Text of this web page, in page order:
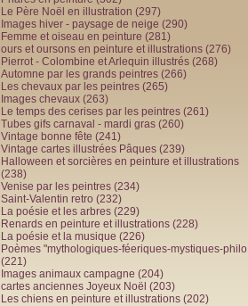
Le Père Noël en illustration (297)
Images hiver - paysage de neige (290)
Femme et oiseau en peinture (281)
ours et oursons en peinture et illustrations (276)
Pierrot - Colombine et Arlequin illustrés (268)
Automne par les grands peintres (266)
Les chevaux par les peintres (265)
Images chevaux (263)
Le temps des cerises par les peintres (261)
Tubes gifs carnaval - mardi gras (260)
Vintage bonne fête (241)
Vintage cartes illustrées Pâques (239)
Halloween et sorcières en peinture et illustrations
(238)
Venise par les peintres (234)
Saint-Valentin retro (232)
La poésie et les arbres (229)
Renards en peinture et illustrations (228)
La poésie et la musique (226)
Poèmes "mythologiques-féeriques-mystiques-philo
(221)
Images animaux campagne (204)
cartes anciennes Joyeux Noël (203)
Les chiens en peinture et illustrations (202)